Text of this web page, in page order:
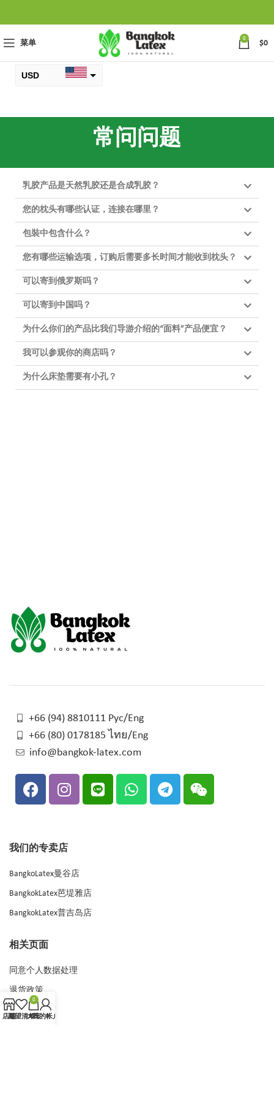
菜单
0
$0
USD
THB
常问问题
乳胶产品是天然乳胶还是合成乳胶？
您的枕头有哪些认证，连接在哪里？
包裝中包含什么？
您有哪些运输选项，订购后需要多长时间才能收到枕头？
可以寄到俄罗斯吗？
可以寄到中国吗？
为什么你们的产品比我们导游介绍的“面料”产品便宜？
我可以参观你的商店吗？
为什么床垫需要有小孔？
+66 (94) 8810111 Рус/Eng
+66 (80) 0178185 ไทย/Eng
info@bangkok-latex.com
我们的专卖店
BangkoLatex曼谷店
BangkokLatex芭堤雅店
BangkokLatex普吉岛店
相关页面
同意个人数据处理
退货政策
常问问题
店铺
愿望清单
0
大车我的帐户